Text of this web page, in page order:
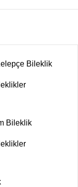
Bileklik
Bileklik